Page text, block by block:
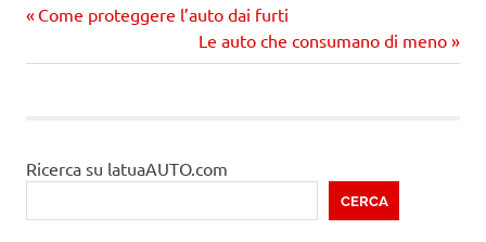
Navigazione
articoli
Precedente
Come proteggere l’auto dai furti
Prossimo
articolo
Le auto che consumano di meno
Ricerca su latuaAUTO.com
CERCA